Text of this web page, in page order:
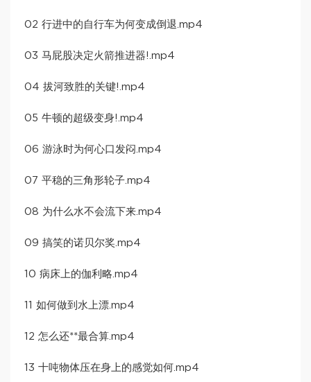
02 行进中的自行车为何变成倒退.mp4
03 马屁股决定火箭推进器!.mp4
04 拔河致胜的关键!.mp4
05 牛顿的超级变身!.mp4
06 游泳时为何心口发闷.mp4
07 平稳的三角形轮子.mp4
08 为什么水不会流下来.mp4
09 搞笑的诺贝尔奖.mp4
10 病床上的伽利略.mp4
11 如何做到水上漂.mp4
12 怎么还**最合算.mp4
13 十吨物体压在身上的感觉如何.mp4